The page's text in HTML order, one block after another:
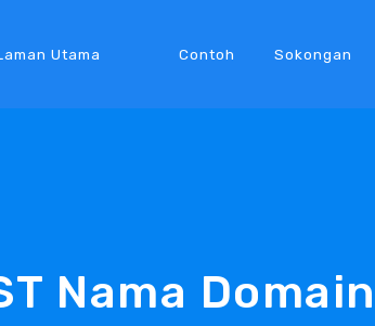
Utama Contoh Sokongan
Nama Domain